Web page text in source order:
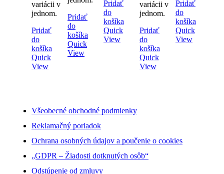
variácii v
jednom.
Pridať
do
košíka
Quick
View
Pridať
do
košíka
Quick
View
Pridať
do
košíka
Quick
View
variácii v
jednom.
Pridať
do
košíka
Quick
View
Pridať
do
košíka
Quick
View
Všeobecné obchodné podmienky
Reklamačný poriadok
Ochrana osobných údajov a poučenie o cookies
„GDPR – Žiadosti dotknutých osôb“
Odstúpenie od zmluvy